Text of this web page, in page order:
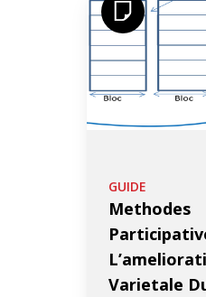
GUIDE
Methodes
Varietale